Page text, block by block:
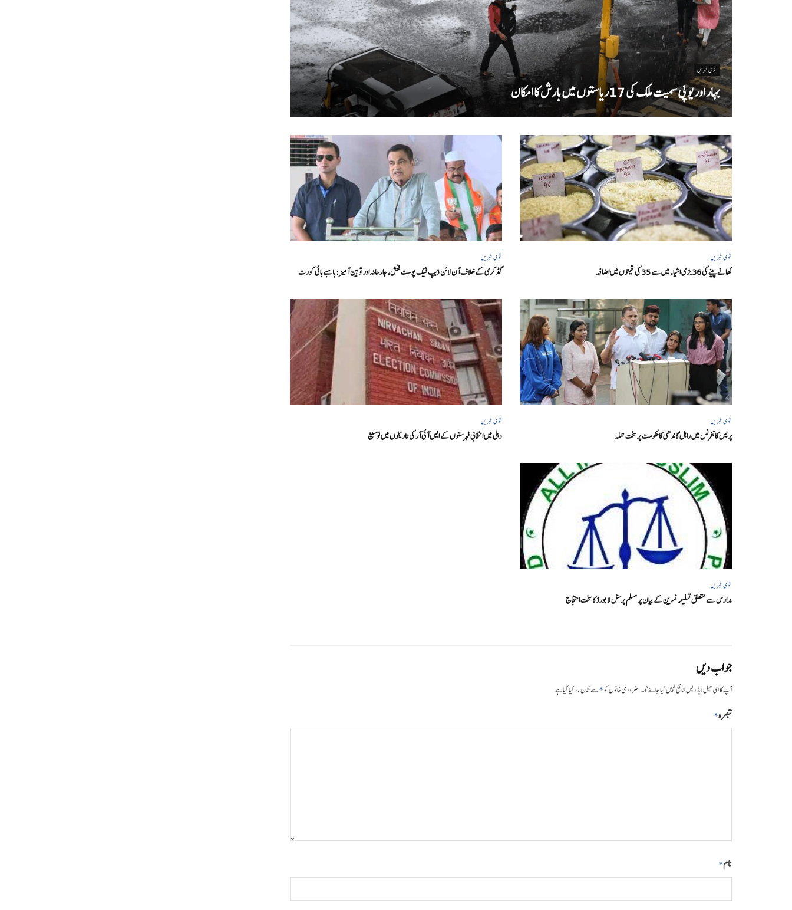
قومی خبریں
بہار اور یو پی سمیت ملک کی 17ریاستوں میں بارش کا امکان
قومی خبریں
کھانے پینے کی 36 بڑی اشیاء میں سے 35 کی قیمتوں میں اضافہ
قومی خبریں
گڈکری کے خلاف آن لائن ڈیپ فیک پوسٹ فحش، جارحانہ اور توہین آمیز:بامبے ہائی کورٹ
قومی خبریں
پریس کانفرنس میں راہل گاندھی کا حکومت پر سخت حملہ
قومی خبریں
دہلی میں انتخابی فہرستوں کے ایس آئی آر کی تاریخوں میں توسیع
قومی خبریں
مدارس سے متعلق تسلیمہ نسرین کے بیان پر مسلم پرسنل لا بورڈ کا سخت احتجاج
جواب دیں
آپ کا ای میل ایڈریس شائع نہیں کیا جائے گا۔ ضروری خانوں کو*سے نشان زد کیا گیا ہے
تبصرہ*
نام*